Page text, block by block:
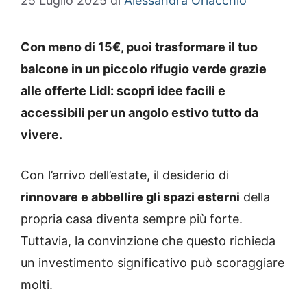
Con meno di 15€, puoi trasformare il tuo
balcone in un piccolo rifugio verde grazie
alle offerte Lidl: scopri idee facili e
accessibili per un angolo estivo tutto da
vivere.
Con l’arrivo dell’estate, il desiderio di
rinnovare e abbellire gli spazi esterni della
propria casa diventa sempre più forte.
Tuttavia, la convinzione che questo richieda
un investimento significativo può scoraggiare
molti.